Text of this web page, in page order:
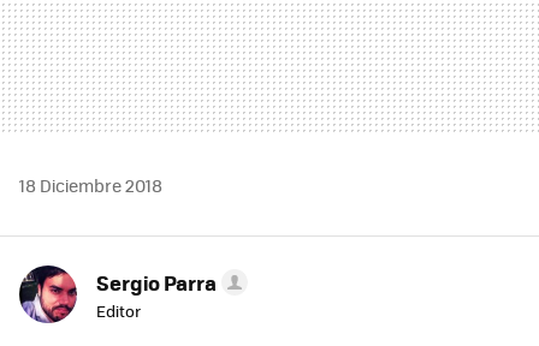
18 Diciembre 2018
Sergio Parra
Editor